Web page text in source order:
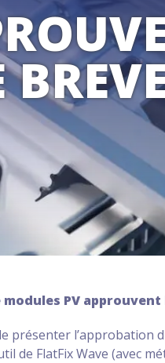
PV approuvent
présenter l’approbation
de FlatFix Wave (avec